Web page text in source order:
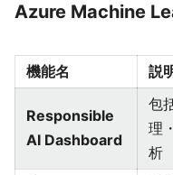
Azure Machine
機能名 説
Responsible
AI Dashboard
包
理
析